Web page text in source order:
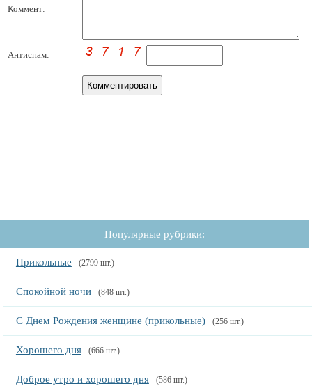
Коммент:
Антиспам:
Популярные рубрики:
Прикольные (2799 шт.)
Спокойной ночи (848 шт.)
С Днем Рождения женщине (прикольные) (256 шт.)
Хорошего дня (666 шт.)
Доброе утро и хорошего дня (586 шт.)